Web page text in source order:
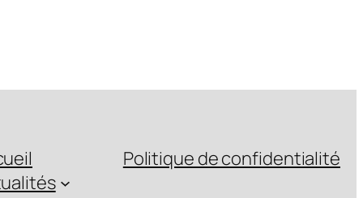
Politique de confidentialité